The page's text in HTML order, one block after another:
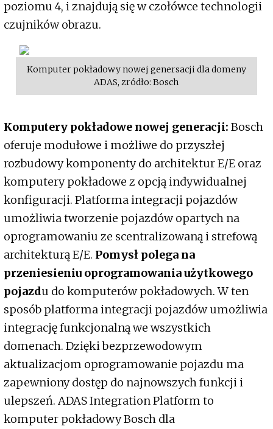
poziomu 4, i znajdują się w czołówce technologii
czujników obrazu.
Komputer pokładowy nowej genersacji dla domeny
ADAS, zródło: Bosch
Komputery pokładowe nowej generacji: Bosch
oferuje modułowe i możliwe do przyszłej
rozbudowy komponenty do architektur E/E oraz
komputery pokładowe z opcją indywidualnej
konfiguracji. Platforma integracji pojazdów
umożliwia tworzenie pojazdów opartych na
oprogramowaniu ze scentralizowaną i strefową
architekturą E/E. Pomysł polega na
przeniesieniu oprogramowania użytkowego
pojazdu do komputerów pokładowych. W ten
sposób platforma integracji pojazdów umożliwia
integrację funkcjonalną we wszystkich
domenach. Dzięki bezprzewodowym
aktualizacjom oprogramowanie pojazdu ma
zapewniony dostęp do najnowszych funkcji i
ulepszeń. ADAS Integration Platform to
komputer pokładowy Bosch dla